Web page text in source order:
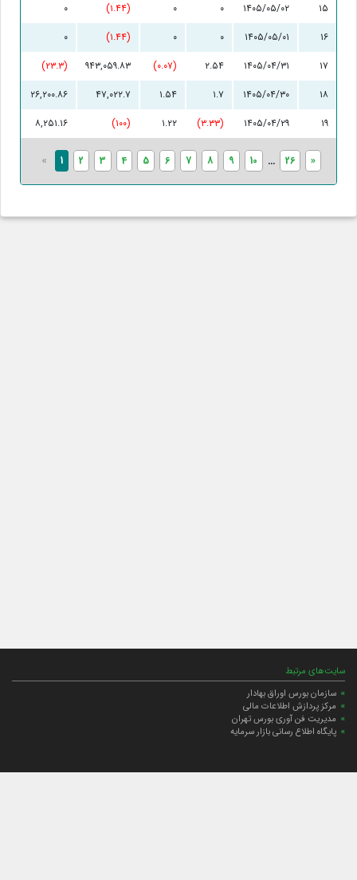
۱۵
۱۴۰۵/۰۵/۰۲ ۰ ۰ (۱.۴۴)
۰
۱۶
۱۴۰۵/۰۵/۰۱ ۰ ۰ (۱.۴۴)
۰
۱۷
۱۴۰۵/۰۴/۳۱ ۲.۵۴ (۰.۰۷) ۹۴۳,۰۵۹.۸۳
(۲۳.۳)
۱۸
۱۴۰۵/۰۴/۳۰ ۱.۷ ۱.۵۴ ۴۷,۰۲۲.۷
۲۶,۲۰۰.۸۶
۱۹
۱۴۰۵/۰۴/۲۹ (۳.۳۳) ۱.۲۲ (۱۰۰) ۸,۲۵۱.۱۶
« 1 2 3 4 5 6 7 8 9 10 ... 26 »
سایت‌های مرتبط
سازمان بورس اوراق بهادار
مرکز پردازش اطلاعات مالی
مدیریت فن آوری بورس تهران
پایگاه اطلاع رسانی بازار سرمایه
ارتباط با صندوق